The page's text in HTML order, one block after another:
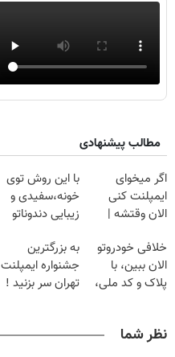
مطالب پیشنهادی
اگر میخوای
ایمپلنت کنی
الان وقتشه |
میلیون تومان!!!
با این روش توی
خونه،سفیدی و
زیبایی دندوناتو
(40%off)
خلافی خودروتو
الان ببین، با
پلاک و کد ملی،
به بزرگترین
جشنواره ایمپلنت
تهران سر بزنید !
نظر شما